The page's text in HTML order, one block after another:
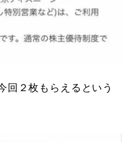
回２枚もらえるという